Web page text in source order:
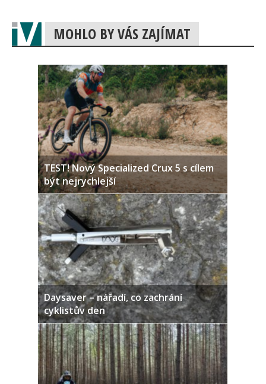
MOHLO BY VÁS ZAJÍMAT
TEST! Nový Specialized Crux 5 s cílem
být nejrychlejší
Daysaver – nářadí, co zachrání
cyklistův den